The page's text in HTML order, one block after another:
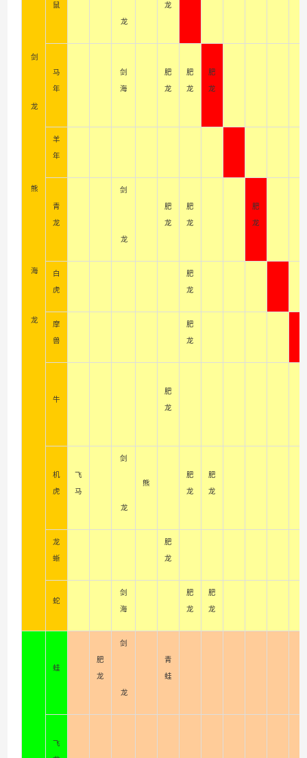
剑
龙
熊
海
龙
鼠
龙
龙
马
年
剑
海
肥
龙
肥
龙
肥
龙
羊
年
青
龙
剑
龙
肥
龙
肥
龙
肥
龙
白
虎
肥
龙
摩
兽
肥
龙
牛
肥
龙
机
虎
飞
马
剑
龙
熊
肥
龙
肥
龙
龙
蜥
肥
龙
蛇
剑
海
肥
龙
肥
龙
蛙
肥
龙
剑
龙
青
蛙
飞